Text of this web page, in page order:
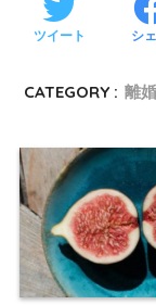
ツイート シ
CATEGORY : 離